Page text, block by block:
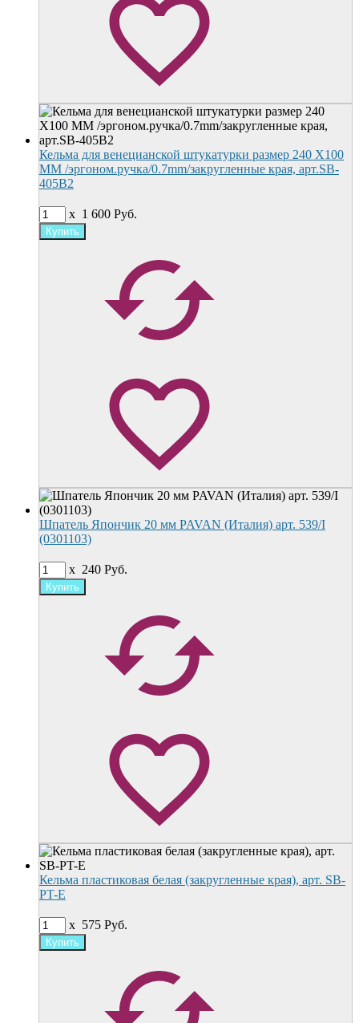
Кельма для венецианской штукатурки размер 240 X100
MM /эргоном.ручка/0.7mm/закругленные края, арт.SB-
405B2
x 1 600 Руб.
Шпатель Япончик 20 мм PAVAN (Италия) арт. 539/I
(0301103)
x 240 Руб.
Кельма пластиковая белая (закругленные края), арт. SB-
PT-Е
x 575 Руб.